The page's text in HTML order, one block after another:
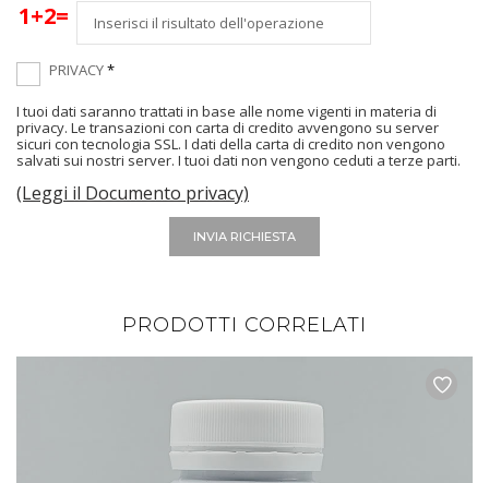
1+2=
PRIVACY*
I tuoi dati saranno trattati in base alle nome vigenti in materia di
privacy. Le transazioni con carta di credito avvengono su server
sicuri con tecnologia SSL. I dati della carta di credito non vengono
salvati sui nostri server. I tuoi dati non vengono ceduti a terze parti.
(Leggi il Documento privacy)
INVIA RICHIESTA
PRODOTTI CORRELATI